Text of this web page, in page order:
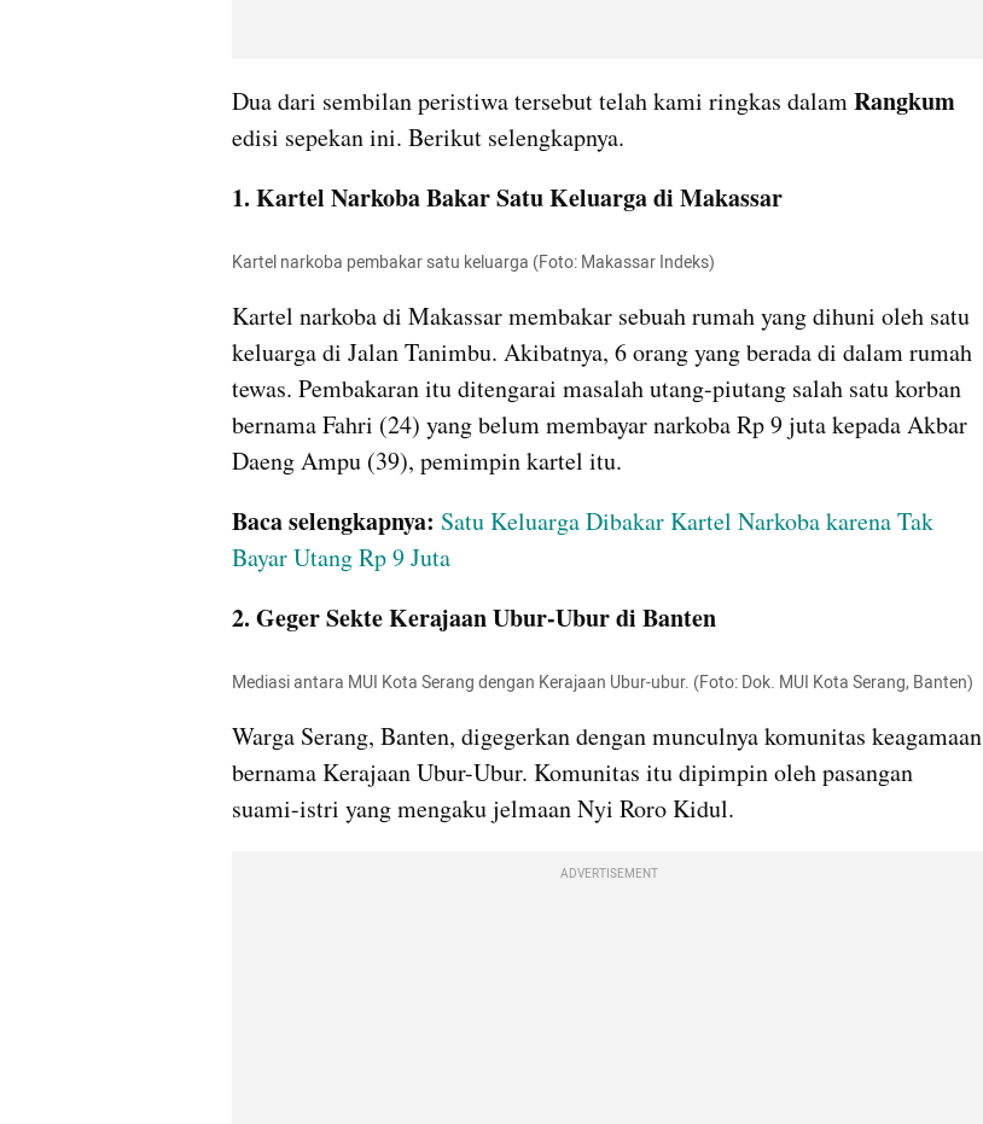
Dua dari sembilan peristiwa tersebut telah kami ringkas dalam Rangkum
edisi sepekan ini. Berikut selengkapnya.
1. Kartel Narkoba Bakar Satu Keluarga di Makassar
Kartel narkoba pembakar satu keluarga (Foto: Makassar Indeks)
Kartel narkoba di Makassar membakar sebuah rumah yang dihuni oleh satu
keluarga di Jalan Tanimbu. Akibatnya, 6 orang yang berada di dalam rumah
tewas. Pembakaran itu ditengarai masalah utang-piutang salah satu korban
bernama Fahri (24) yang belum membayar narkoba Rp 9 juta kepada Akbar
Daeng Ampu (39), pemimpin kartel itu.
Baca selengkapnya: Satu Keluarga Dibakar Kartel Narkoba karena Tak
Bayar Utang Rp 9 Juta
2. Geger Sekte Kerajaan Ubur-Ubur di Banten
Mediasi antara MUI Kota Serang dengan Kerajaan Ubur-ubur. (Foto: Dok. MUI Kota Serang, Banten)
Warga Serang, Banten, digegerkan dengan munculnya komunitas keagamaan
bernama Kerajaan Ubur-Ubur. Komunitas itu dipimpin oleh pasangan
suami-istri yang mengaku jelmaan Nyi Roro Kidul.
ADVERTISEMENT